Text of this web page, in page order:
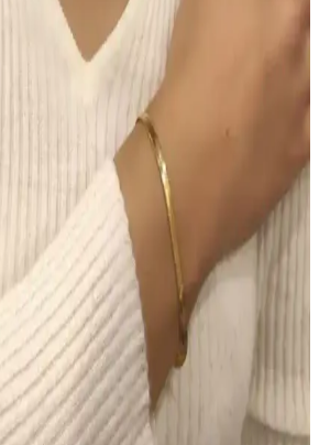
Saçlar İçin Kuru Şampuan
İpuçları
şampuan, doğal görünüm ve hacim
tutar, kullanım kolaylığı sunar ve renk
renk ve kalıcılık konusunda dikkatli
Seçimi ve Uygulama
ve Doğal Görünüm Sağlama
ve uygulama teknikleri, doğal ve kalıcı
sahiptir. Tonlu nemlendiriciden suya
ürünlerin işlevleri ve kullanımı
Macunu 75 ml 2'li Fırsat Seti –
Çözüm